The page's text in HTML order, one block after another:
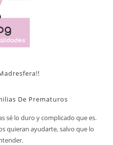
De Prematuros
sé lo duro y complicado que es.
quieran ayudarte, salvo que lo